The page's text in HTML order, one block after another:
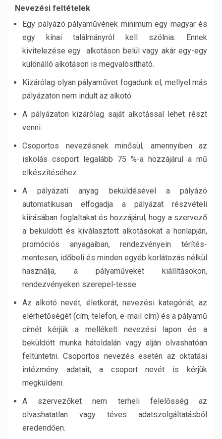
Nevezési feltételek
Egy pályázó pályaművének minimum egy magyar és
egy kínai találmányról kell szólnia. Ennek
kivitelezése egy alkotáson belül vagy akár egy-egy
különálló alkotáson is megvalósítható.
Kizárólag olyan pályaművet fogadunk el, mellyel más
pályázaton nem indult az alkotó.
A pályázaton kizárólag saját alkotással lehet részt
venni.
Csoportos nevezésnek minősül, amennyiben az
iskolás csoport legalább 75 %-a hozzájárul a mű
elkészítéséhez.
A pályázati anyag beküldésével a pályázó
automatikusan elfogadja a pályázat részvételi
kiírásában foglaltakat és hozzájárul, hogy a szervező
a beküldött és kiválasztott alkotásokat a honlapján,
promóciós anyagaiban, rendezvényein térítés-
mentesen, időbeli és minden egyéb korlátozás nélkül
használja, a pályaműveket kiállításokon,
rendezvényeken szerepel-tesse.
Az alkotó nevét, életkorát, nevezési kategóriát, az
elérhetőségét (cím, telefon, e-mail cím) és a pályamű
címét kérjük a mellékelt nevezési lapon és a
beküldött munka hátoldalán vagy alján olvashatóan
feltüntetni. Csoportos nevezés esetén az oktatási
intézmény adatait, a csoport nevét is kérjük
megküldeni.
A szervezőket nem terheli felelősség az
olvashatatlan vagy téves adatszolgáltatásból
eredendően.